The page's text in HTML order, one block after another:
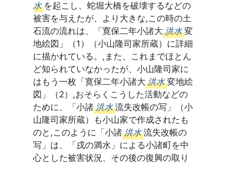
水 を起こし、蛇堀大橋を破壊するなどの
被害を与えたが、より大きな,この時の土
石流の流れは、「寛保二年小諸大 洪水 変
地絵図」（1）（小山隆司家所蔵）に詳細
に描かれている。,また、これまでほとん
ど知られていなかったが、小山隆司家に
はもう一枚「寛保二年小諸大 洪水 変地絵
図」（2）,おそらくこうした活動などの
ために、「小諸 洪水 流失改帳の写」（小
山隆司家所蔵）も小山家で作成されたも
のと,このように「小諸 洪水 流失改帳の
写」は、「戌の満水」による小諸町を中
心とした被害状況、その後の復興の取り